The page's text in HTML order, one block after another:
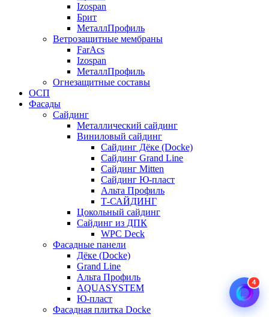
Izospan
Брит
МеталлПрофиль
Ветрозащитные мембраны
FarAcs
Izospan
МеталлПрофиль
Огнезащитные составы
ОСП
Фасады
Сайдинг
Металлический сайдинг
Виниловый сайдинг
Сайдинг Дёке (Docke)
Сайдинг Grand Line
Сайдинг Mitten
Сайдинг Ю-пласт
Альта Профиль
Т-САЙДИНГ
Цокольный сайдинг
Сайдинг из ДПК
WPC Deck
Фасадные панели
Дёке (Docke)
Grand Line
Альта Профиль
AQUASYSTEM
Ю-пласт
Фасадная плитка Docke
4